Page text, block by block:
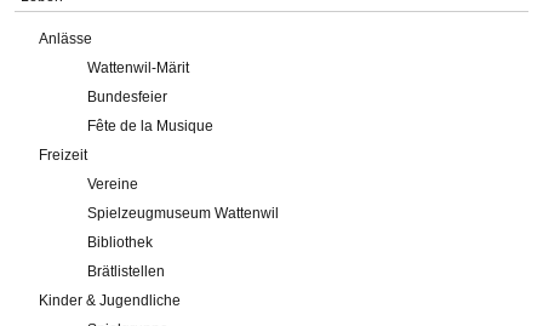
Anlässe
Wattenwil-Märit
Bundesfeier
Fête de la Musique
Freizeit
Vereine
Spielzeugmuseum Wattenwil
Bibliothek
Brätlistellen
Kinder & Jugendliche